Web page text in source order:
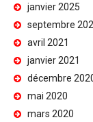
janvier 2025
septembre
avril 2021
janvier 2021
décembre
mai 2020
mars 2020